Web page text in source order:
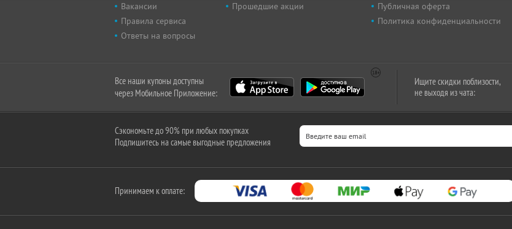
Вакансии
Правила сервиса
Ответы на вопросы
Прошедшие акции
Публичная оферта
Политика конфиденциальности
Все наши купоны доступны
через Мобильное Приложение:
Ищите скидки поблизости,
не выходя из чата:
Сэкономьте до 90% при любых покупках
Подпишитесь на самые выгодные предложения
Принимаем к оплате: